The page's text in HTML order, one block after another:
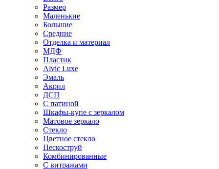
Размер
Маленькие
Большие
Средние
Отделка и материал
МДФ
Пластик
Alvic Luxe
Эмаль
Акрил
ДСП
С патиной
Шкафы-купе с зеркалом
Матовое зеркало
Стекло
Цветное стекло
Пескоструй
Комбинированные
С витражами